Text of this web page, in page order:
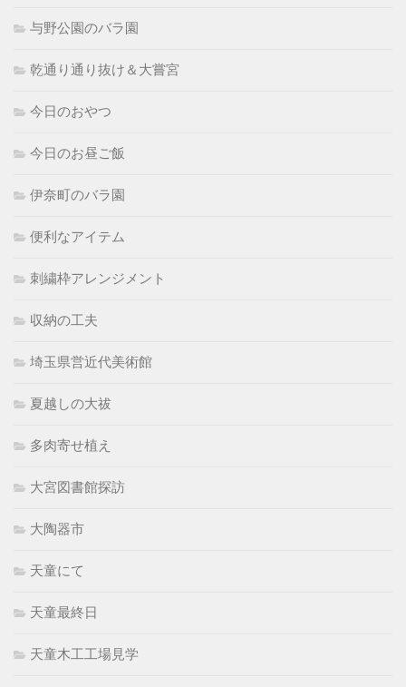
与野公園のバラ園
乾通り通り抜け＆大嘗宮
今日のおやつ
今日のお昼ご飯
伊奈町のバラ園
便利なアイテム
刺繍枠アレンジメント
収納の工夫
埼玉県営近代美術館
夏越しの大祓
多肉寄せ植え
大宮図書館探訪
大陶器市
天童にて
天童最終日
天童木工工場見学